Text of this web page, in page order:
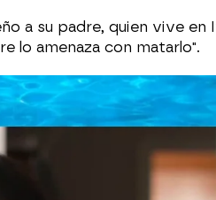
a su padre, quien vive
lo amenaza con matarlo".
Moreno en la que
del hijo menor de